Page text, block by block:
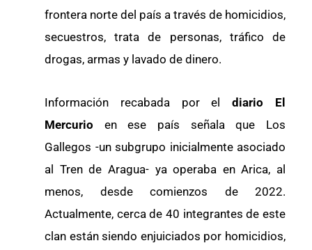
frontera norte del país a través de homicidios,
secuestros, trata de personas, tráfico de
drogas, armas y lavado de dinero.
Información recabada por eldiario El
Mercurio en ese país señala que Los
Gallegos -un subgrupo inicialmente asociado
al Tren de Aragua- ya operaba en Arica, al
menos, desde comienzos de 2022.
Actualmente, cerca de 40 integrantes de este
clan están siendo enjuiciados por homicidios,